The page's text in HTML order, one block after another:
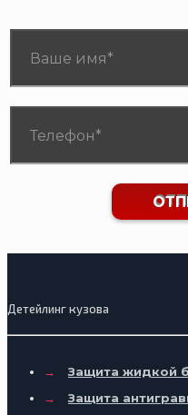
Детейлинг кузова
→
Защита жидкой
→
Защита